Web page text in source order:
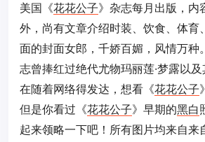
美国《花花公子》杂志每月出版，内
外，尚有文章介绍时装、饮食、体育
面的封面女郎，千娇百媚，风情万种
志曾捧红过绝代尤物玛丽莲·梦露以
在随着网络得发达，想看 《花花公子
但是你看过《花花公子》早期的黑白
起来领略一下吧！所有图片均来自